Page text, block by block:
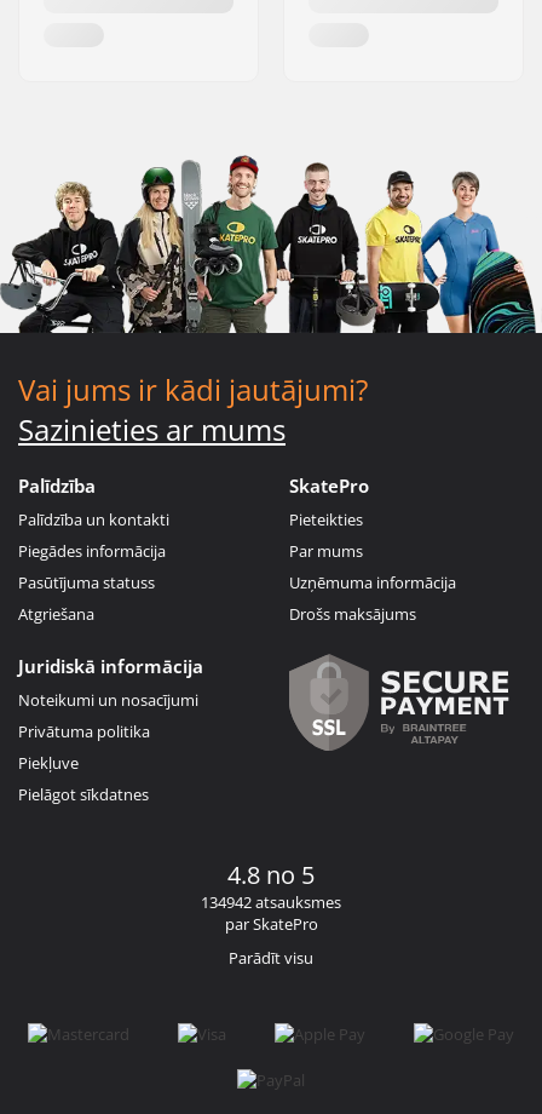
Vai jums ir kādi jautājumi?
Sazinieties ar mums
Palīdzība
Palīdzība un kontakti
Piegādes informācija
Pasūtījuma statuss
Atgriešana
SkatePro
Pieteikties
Par mums
Uzņēmuma informācija
Drošs maksājums
Juridiskā informācija
Noteikumi un nosacījumi
Privātuma politika
Piekļuve
Pielāgot sīkdatnes
4.8 no 5
134942 atsauksmes
par SkatePro
Parādīt visu